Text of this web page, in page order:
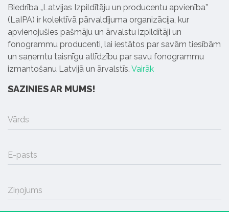
Biedrība „Latvijas Izpildītāju un producentu apvienība”
(LaIPA) ir kolektīvā pārvaldījuma organizācija, kur
apvienojušies pašmāju un ārvalstu izpildītāji un
fonogrammu producenti, lai iestātos par savām tiesībām
un saņemtu taisnīgu atlīdzību par savu fonogrammu
izmantošanu Latvijā un ārvalstīs. Vairāk
SAZINIES AR MUMS!
Vārds
E-pasts
Ziņojums